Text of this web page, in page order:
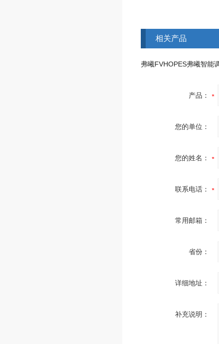
相关产品
产品：
您的单位：
您的姓名：
联系电话：
常用邮箱：
省份：
详细地址：
补充说明：